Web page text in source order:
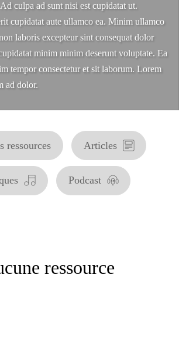
culpa ad sunt nisi est cupidatat ut.
cupidatat aute ullamco ea. Minim ullamco
laboris excepteur sint consequat dolor
minim minim deserunt voluptate. Ea
tempor consectetur et sit laborum. Lorem
ad dolor.
ressources Articles
Podcast
ressource